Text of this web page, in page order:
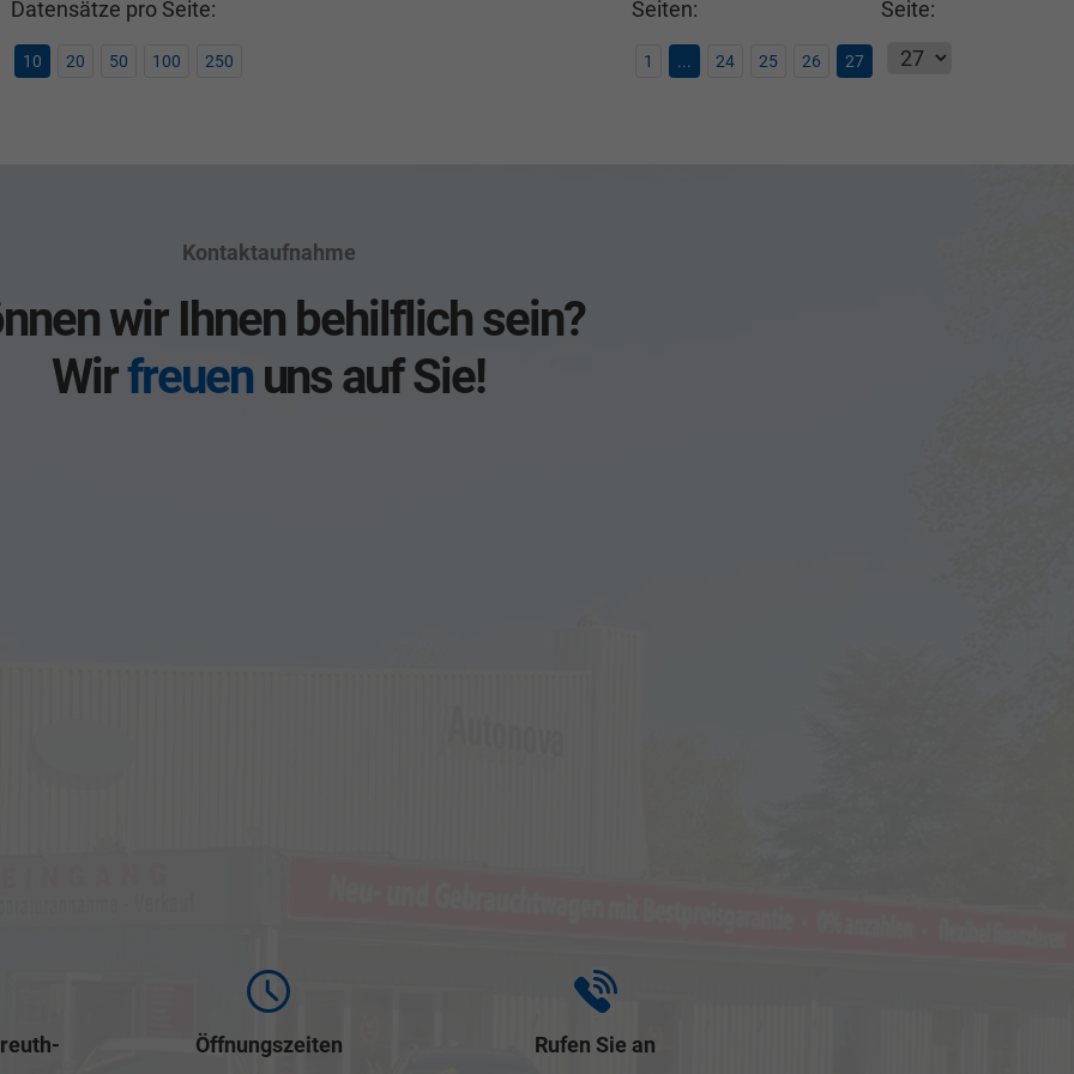
Datensätze pro Seite:
10 20 50 100 250
Seite:
Seiten:
1 ... 24 25 26 27
Kontaktaufnahme
wir Ihnen behilflich sein?
Wirfreuenuns auf Sie!
Öffnungszeiten Rufen Sie an